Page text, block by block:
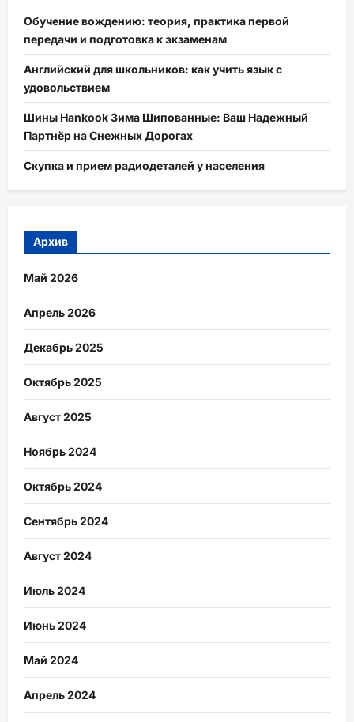
Обучение вождению: теория, практика первой
передачи и подготовка к экзаменам
Английский для школьников: как учить язык с
удовольствием
Шины Hankook Зима Шипованные: Ваш Надежный
Партнёр на Снежных Дорогах
Скупка и прием радиодеталей у населения
Архив
Май 2026
Апрель 2026
Декабрь 2025
Октябрь 2025
Август 2025
Ноябрь 2024
Октябрь 2024
Сентябрь 2024
Август 2024
Июль 2024
Июнь 2024
Май 2024
Апрель 2024